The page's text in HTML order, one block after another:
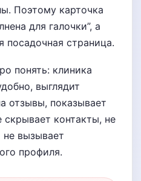
Поэтому карточка
для галочки”, а
посадочная страница.
понять: клиника
выглядит
отзывы, показывает
скрывает контакты, не
не вызывает
профиля.